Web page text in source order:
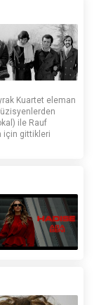
Kuartet eleman
ile Rauf
için gittikleri